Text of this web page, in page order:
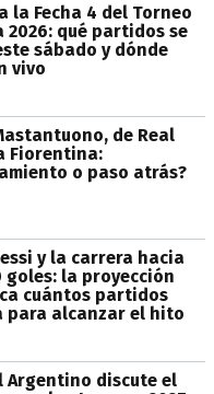
la Fecha 4 del Torneo
2026: qué partidos se
sábado y dónde
vivo
de Real
Fiorentina:
o paso atrás?
y la carrera hacia
goles: la proyección
cuántos partidos
para alcanzar el hito
Argentino discute el